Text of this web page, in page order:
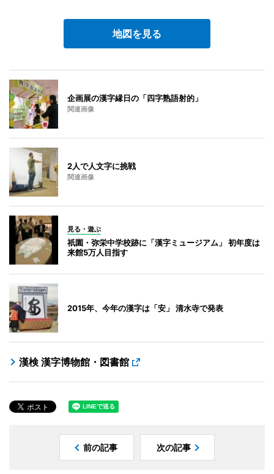
地図を見る
企画展の漢字縁日の「四字熟語射的」
関連画像
2人で人文字に挑戦
関連画像
見る・遊ぶ
祇園・弥栄中学校跡に「漢字ミュージアム」 初年度は
来館5万人目指す
2015年、今年の漢字は「安」 清水寺で発表
漢検 漢字博物館・図書館
前の記事 次の記事